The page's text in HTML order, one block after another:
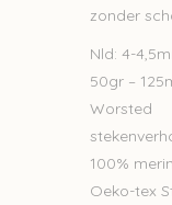
zonder
Nld: 4-
50gr –
Worsted
100%
Oeko-tex